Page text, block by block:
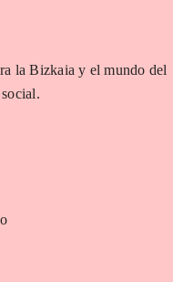
la Bizkaia y el mundo del